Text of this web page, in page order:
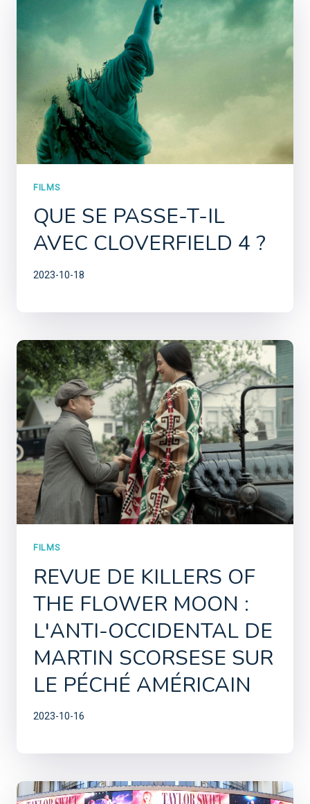
FILMS
QUE SE PASSE-T-IL
AVEC CLOVERFIELD 4 ?
2023-10-18
FILMS
REVUE DE KILLERS OF
THE FLOWER MOON :
L'ANTI-OCCIDENTAL DE
MARTIN SCORSESE SUR
LE PÉCHÉ AMÉRICAIN
2023-10-16